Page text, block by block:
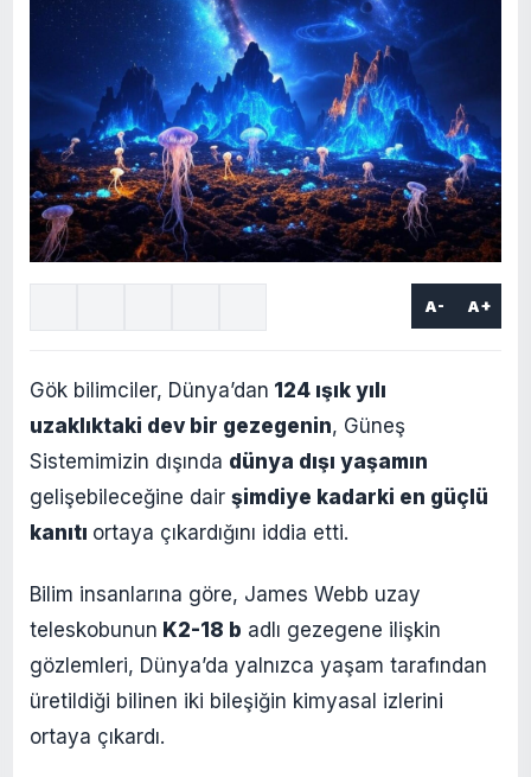
A- A+
Gök bilimciler, Dünya’dan 124 ışık yılı
uzaklıktaki dev bir gezegenin, Güneş
Sistemimizin dışında dünya dışı yaşamın
gelişebileceğine dair şimdiye kadarki en güçlü
kanıtı ortaya çıkardığını iddia etti.
Bilim insanlarına göre, James Webb uzay
teleskobunun K2-18 b adlı gezegene ilişkin
gözlemleri, Dünya’da yalnızca yaşam tarafından
üretildiği bilinen iki bileşiğin kimyasal izlerini
ortaya çıkardı.